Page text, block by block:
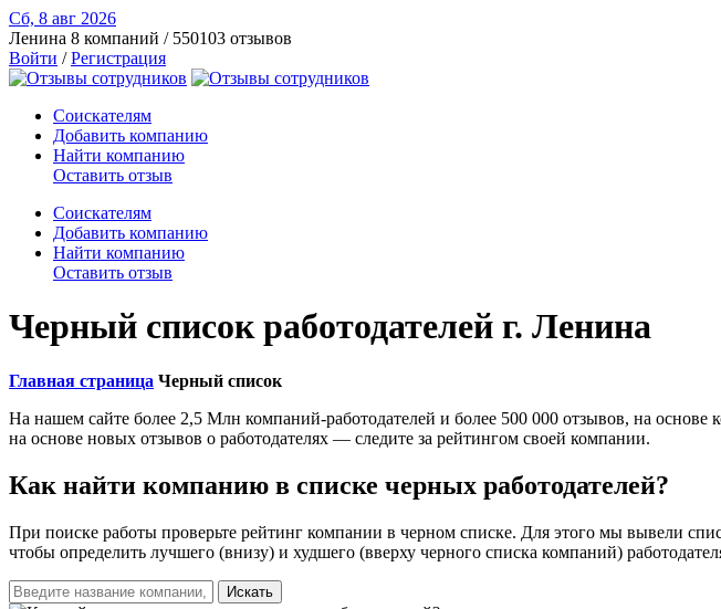
Сб, 8 авг 2026
Ленина 8 компаний / 550103 отзывов
Войти /Регистрация
Соискателям
Добавить компанию
Найти компанию
Оставить отзыв
Соискателям
Добавить компанию
Найти компанию
Оставить отзыв
Черный список работодателей г. Ленина
Главная страница Черный список
На нашем сайте более 2,5 Млн компаний-работодателей и более 500 000 отзывов, на
на основе новых отзывов о работодателях — следите за рейтингом своей компании.
Как найти компанию в списке черных работодателей?
При поиске работы проверьте рейтинг компании в черном списке. Для этого мы вывели
чтобы определить лучшего (внизу) и худшего (вверху черного списка компаний)
Искать